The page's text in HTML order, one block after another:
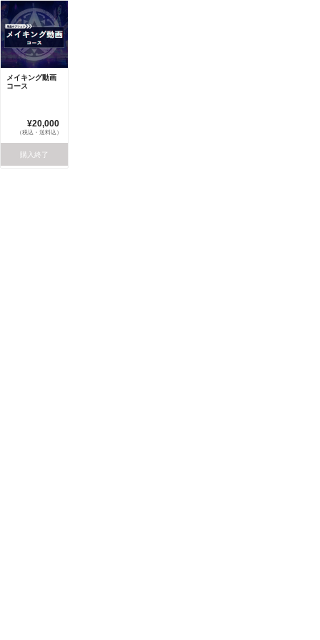
メイキング動画
コース
¥20,000
（税込・送料込）
購入終了